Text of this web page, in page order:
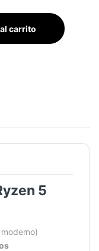
SSD 1TB/
carrito
5